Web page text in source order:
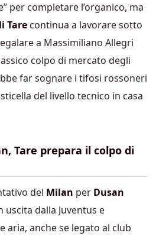
per completare l’organico, ma
Tare continua a lavorare sotto
a Massimiliano Allegri
colpo di mercato degli
far sognare i tifosi rossoneri
del livello tecnico in casa
Tare prepara il colpo di
del Milan per Dusan
uscita dalla Juventus e
aria, anche se legato al club